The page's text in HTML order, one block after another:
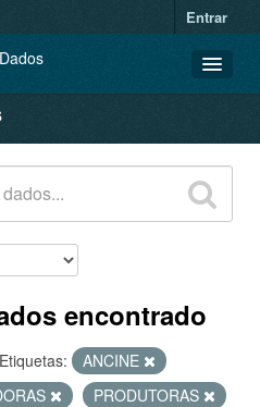
Entrar
encontrado
Etiquetas:
ANCINE
PRODUTORAS